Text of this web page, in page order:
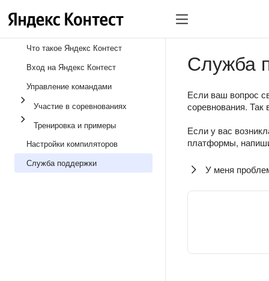
Что такое Яндекс Контест
Вход на Яндекс Контест
Управление командами
Участие в соревнованиях
Тренировка и примеры
Настройки компиляторов
Служба поддержки
Служба
Если ваш вопрос
соревнования. Так
Если у вас
платформы,
У меня